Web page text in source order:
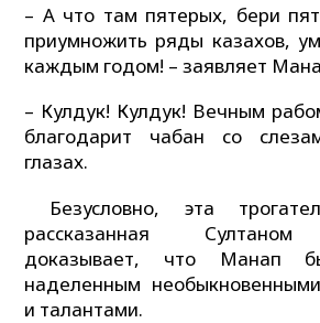
– А что там пятерых, бери
приумножить ряды казахов,
каждым годом! – заявляет
– Кулдук! Кулдук! Вечным
благодарит чабан со
глазах.
Безусловно, эта
рассказанная Султаном
доказывает, что Манап
наделенным
и талантами.